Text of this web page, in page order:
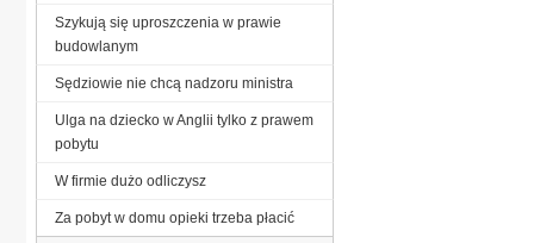
Szykują się uproszczenia w prawie
budowlanym
Sędziowie nie chcą nadzoru ministra
Ulga na dziecko w Anglii tylko z prawem
pobytu
W firmie dużo odliczysz
Za pobyt w domu opieki trzeba płacić